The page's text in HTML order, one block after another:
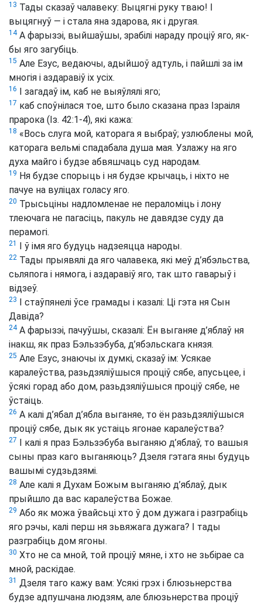
13 Тады сказаў чалавеку: Выцягні руку тваю! І
выцягнуў — і стала яна здарова, як і другая.
14А фарызэі, выйшаўшы, зрабілі нараду проціў яго, як-
бы яго загубіць.
15 Але Езус, ведаючы, адыйшоў адтуль, і пайшлі за ім
многія і аздаравіў іх усіх.
16 І загадаў ім, каб не выяўлялі яго;
17 каб споўнілася тое, што было сказана праз Ізраіля
прарока (Із. 42:1-4), які кажа:
18 «Вось слуга мой, каторага я выбраў; узлюблены мой,
каторага вельмі спадабала душа мая. Узлажу на яго
духа майго і будзе абвяшчаць суд народам.
19 Ня будзе спорыць і ня будзе крычаць, і ніхто не
пачуе на вуліцах голасу яго.
20 Трысьціны надломленае не пераломіць і лону
тлеючага не пагасіць, пакуль не давядзе суду да
перамогі.
21 І ў імя яго будуць надзеяцца народы.
22 Тады прыявялі да яго чалавека, які меў д’ябэльства,
сьляпога і нямога, і аздаравіў яго, так што гаварыў і
відзеў.
23
І стаўпянелі ўсе грамады і казалі: Ці гэта ня Сын
Давіда?
24А фарызэі, пачуўшы, сказалі: Ён выганяе д’яблаў ня
інакш, як праз Бэльзэбуба, д’ябэльскага князя.
25 Але Езус, знаючы іх думкі, сказаў ім: Усякае
каралеўства, разьдзяліўшыся проціў сябе, апусьцее, і
ўсякі горад або дом, разьдзяліўшыся проціў сябе, не
ўстаіць.
26 А калі д’ябал д’ябла выганяе, то ён разьдзяліўшыся
проціў сябе, дык як устаіць ягонае каралеўства?
27
І калі я праз Бэльзэбуба выганяю д’яблаў, то вашыя
сыны праз каго выганяюць? Дзеля гэтага яны будуць
вашымі судзьдзямі.
28 Але калі я Духам Божым выганяю д’яблаў, дык
прыйшло да вас каралеўства Божае.
29 Або як можа ўвайсьці хто ў дом дужага і разграбіць
яго рэчы, калі перш ня зьвяжага дужага? І тады
разграбіць дом ягоны.
30 Хто не са мной, той проціў мяне, і хто не зьбірае са
мной, раскідае.
31 Дзеля таго кажу вам: Усякі грэх і блюзьнерства
будзе адпушчана людзям, але блюзьнерства проціў